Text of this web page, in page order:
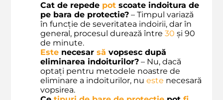
Cat de repede pot scoate indoitura de
pe bara de protectie? – Timpul variază
în funcție de severitatea indoirii, dar în
general, procesul durează între 30 și 90
de minute.
Este necesar să vopsesc după
eliminarea indoiturilor? – Nu, dacă
optați pentru metodele noastre de
eliminare a indoiturilor, nu este necesară
vopsirea.